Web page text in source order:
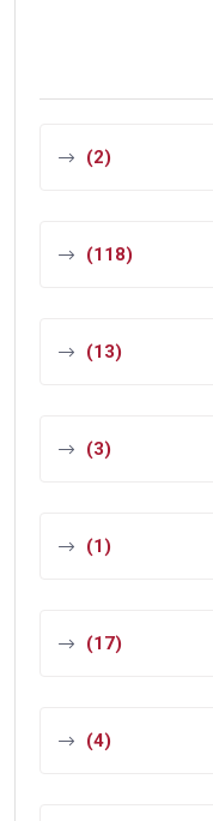
(2)
(118)
(13)
(3)
(1)
(17)
(4)